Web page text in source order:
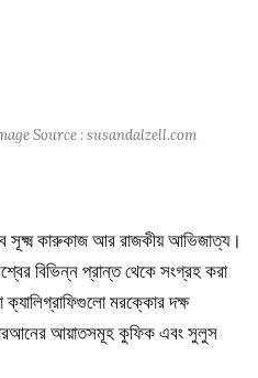
– Image Source : susandalzell.com
সূক্ষ্ম কারুকাজ আর রাজকীয় আভিজাত্য।
বিভিন্ন প্রান্ত থেকে সংগ্রহ করা
ক্যালিগ্রাফিগুলো মরক্কোর দক্ষ
আয়াতসমূহ কুফিক এবং সুলুস